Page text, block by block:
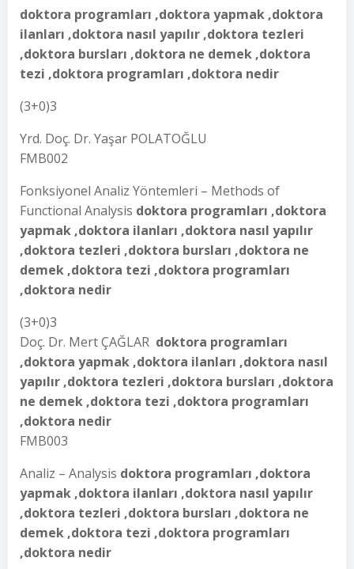
doktora programları ,doktora yapmak ,doktora
ilanları ,doktora nasıl yapılır ,doktora tezleri
,doktora bursları ,doktora ne demek ,doktora
tezi ,doktora programları ,doktora nedir
(3+0)3
Yrd. Doç. Dr. Yaşar POLATOĞLU
FMB002
Fonksiyonel Analiz Yöntemleri – Methods of
Functional Analysis doktora programları ,doktora
yapmak ,doktora ilanları ,doktora nasıl yapılır
,doktora tezleri ,doktora bursları ,doktora ne
demek ,doktora tezi ,doktora programları
,doktora nedir
(3+0)3
Doç. Dr. Mert ÇAĞLAR doktora programları
,doktora yapmak ,doktora ilanları ,doktora nasıl
yapılır ,doktora tezleri ,doktora bursları ,doktora
ne demek ,doktora tezi ,doktora programları
,doktora nedir
FMB003
Analiz – Analysis doktora programları ,doktora
yapmak ,doktora ilanları ,doktora nasıl yapılır
,doktora tezleri ,doktora bursları ,doktora ne
demek ,doktora tezi ,doktora programları
,doktora nedir